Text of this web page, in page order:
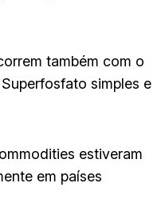
também com o
simples e
estiveram
em países